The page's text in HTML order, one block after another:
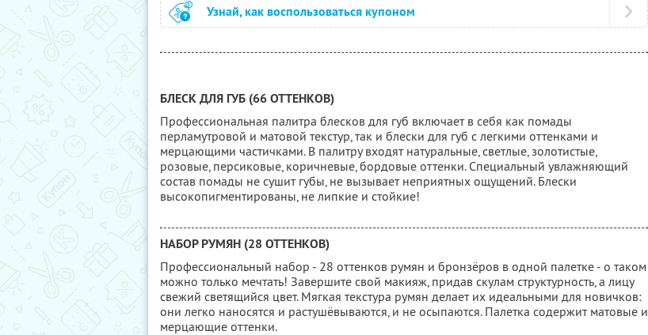
Узнай, как воспользоваться купоном
БЛЕСК ДЛЯ ГУБ (66 ОТТЕНКОВ)
Профессиональная палитра блесков для губ включает в себя как помады
перламутровой и матовой текстур, так и блески для губ с легкими оттенками и
мерцающими частичками. В палитру входят натуральные, светлые, золотистые,
розовые, персиковые, коричневые, бордовые оттенки. Специальный увлажняющий
состав помады не сушит губы, не вызывает неприятных ощущений. Блески
высокопигментированы, не липкие и стойкие!
НАБОР РУМЯН (28 ОТТЕНКОВ)
Профессиональный набор - 28 оттенков румян и бронзёров в одной палетке - о таком
можно только мечтать! Завершите свой макияж, придав скулам структурность, а лицу
свежий светящийся цвет. Мягкая текстура румян делает их идеальными для новичков:
они легко наносятся и растушёвываются, и не осыпаются. Палетка содержит матовые и
мерцающие оттенки.